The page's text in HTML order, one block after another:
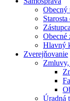
Obecný
Starosta
Obecné
Hlavný
Zverejňovanie
Úradná